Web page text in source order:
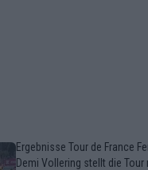
Ergebnisse Tour de France
Demi Vollering stellt die